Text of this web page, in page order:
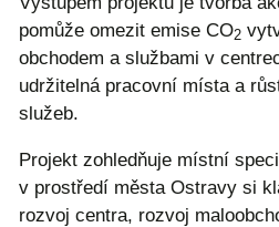
pomůže omezit emise CO2
obchodem a službami v
udržitelná pracovní místa a
služeb.
Projekt zohledňuje místní
v prostředí města Ostravy si
rozvoj centra, rozvoj